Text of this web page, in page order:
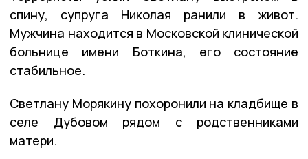
спину, супруга Николая ранили в живот.
Мужчина находится в Московской клинической
больнице имени Боткина, его состояние
стабильное.
Светлану Морякину похоронили на кладбище в
селе Дубовом рядом с родственниками
матери.